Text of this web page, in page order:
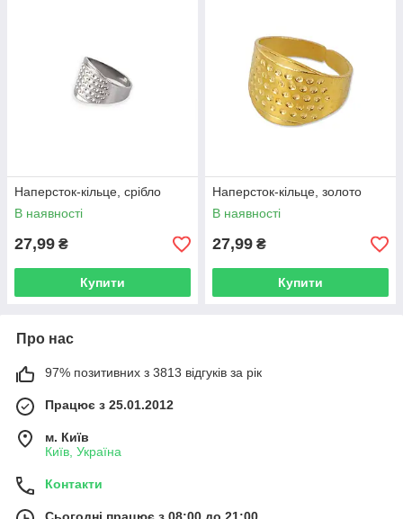
Наперсток-кільце, срібло
В наявності
27,99 ₴
Купити
Наперсток-кільце, золото
В наявності
27,99 ₴
Купити
Про нас
97% позитивних з 3813 відгуків за рік
Працює з 25.01.2012
м. Київ
Київ, Україна
Контакти